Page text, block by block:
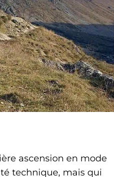
ascension en mode
technique, mais qui